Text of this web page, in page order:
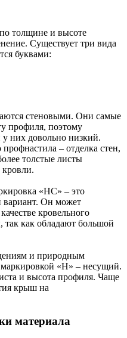
толщине и высоте
Существует три вида
буквами:
стеновыми. Они самые
профиля, поэтому
у них довольно низкий.
– отделка стен,
толстые листы
кровли.
«НС» – это
вариант. Он может
кровельного
так как обладают большой
и природным
маркировкой «Н» – несущий.
и высота профиля. Чаще
крыш на
материала